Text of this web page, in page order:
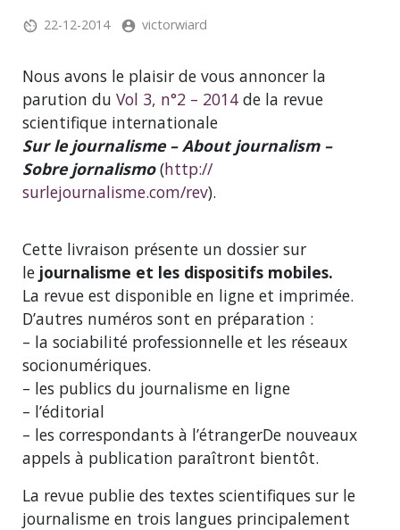
22-12-2014 victorwiard
Nous avons le plaisir de vous annoncer la
parution du Vol 3, n°2 – 2014 de la revue
scientifique internationale
Sur le journalisme – About journalism –
Sobre jornalismo(http://
surlejournalisme.com/rev).
Cette livraison présente un dossier sur
le journalisme et les dispositifs mobiles.
La revue est disponible en ligne et imprimée.
D’autres numéros sont en préparation :
– la sociabilité professionnelle et les réseaux
socionumériques.
– les publics du journalisme en ligne
– l’éditorial
– les correspondants à l’étrangerDe nouveaux
appels à publication paraîtront bientôt.
La revue publie des textes scientifiques sur le
journalisme en trois langues principalement